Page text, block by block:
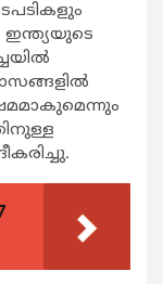
ഇന്ത്യയുടെ